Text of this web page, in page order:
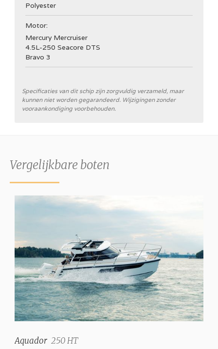
Polyester
Motor:
Mercury Mercruiser
4.5L-250 Seacore DTS
Bravo 3
Specificaties van dit schip zijn zorgvuldig verzameld, maar
kunnen niet worden gegarandeerd. Wijzigingen zonder
vooraankondiging voorbehouden.
Vergelijkbare boten
Aquador 250 HT